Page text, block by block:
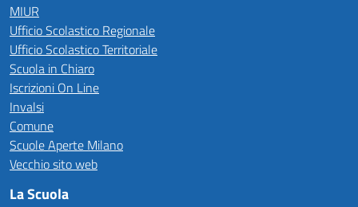
MIUR
Ufficio Scolastico Regionale
Ufficio Scolastico Territoriale
Scuola in Chiaro
Iscrizioni On Line
Invalsi
Comune
Scuole Aperte Milano
Vecchio sito web
La Scuola